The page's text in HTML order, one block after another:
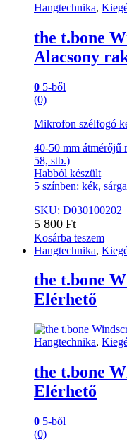
Hangtechnika,
the t.bone
Alacsony
0 5-ből
(0)
Mikrofon szélfogó
40-50 mm átmérőjű
58, stb.)
Habból készült
5 színben: kék,
SKU: D030100202
5 800 Ft
Kosárba teszem
Hangtechnika,
the t.bone
Elérhető
Hangtechnika,
the t.bone
Elérhető
0 5-ből
(0)